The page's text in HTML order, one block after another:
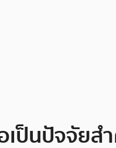
ป็นปัจจัย